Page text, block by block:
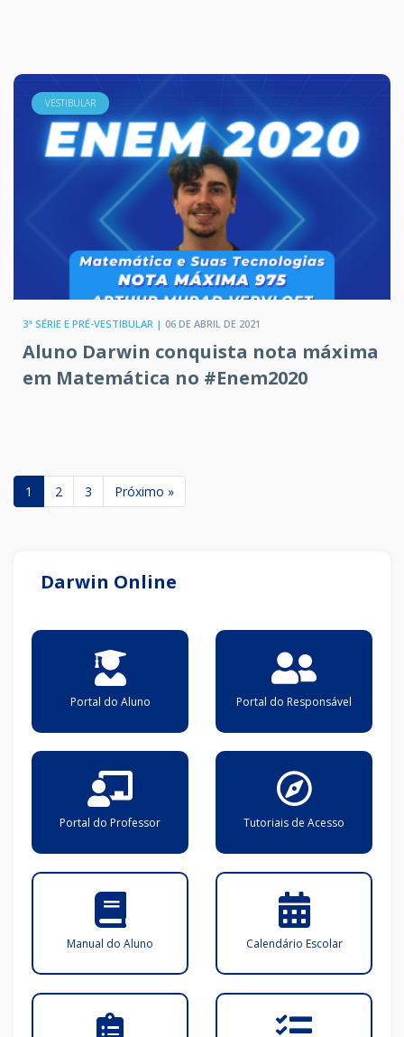
VESTIBULAR
3ª SÉRIE E PRÉ-VESTIBULAR | 06 DE ABRIL DE 2021
Aluno Darwin conquista nota máxima
em Matemática no #Enem2020
1 2 3 Próximo »
Darwin Online
Portal do Aluno Portal do Responsável
Portal do Professor Tutoriais de Acesso
Manual do Aluno Calendário Escolar